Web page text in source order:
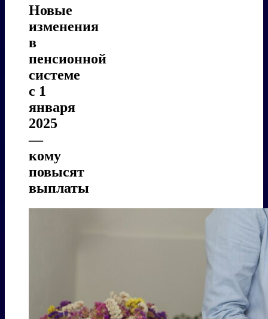
Новые
изменения
в
пенсионной
системе
с 1
января
2025
—
кому
повысят
выплаты